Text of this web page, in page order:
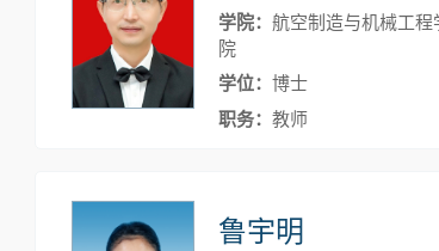
学院： 航空制造与机械工程
院
学位： 博士
职务： 教师
鲁宇明